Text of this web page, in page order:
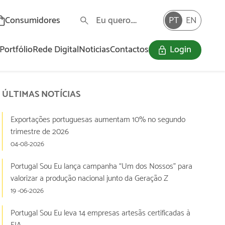
Consumidores PT EN
PortfólioRede DigitalNoticiasContactos Login
ÚLTIMAS NOTÍCIAS
Exportações portuguesas aumentam 10% no segundo
trimestre de 2026
04-08-2026
Portugal Sou Eu lança campanha “Um dos Nossos” para
valorizar a produção nacional junto da Geração Z
19 -06-2026
Portugal Sou Eu leva 14 empresas artesãs certificadas à